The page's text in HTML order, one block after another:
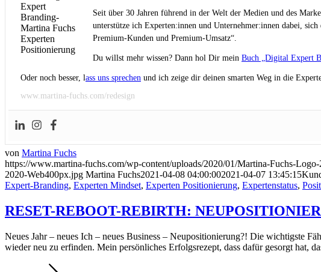
Seit über 30 Jahren führend in der Welt der Medien und des
unterstütze ich Experten:innen und Unternehmer:innen dabei,
Premium-Kunden und Premium-Umsatz“.
Du willst mehr wissen? Dann hol Dir mein Buch „Digital Expert
Oder noch besser, lass uns sprechen und ich zeige dir deinen smarten Weg in die
www.martina-fuchs.com/redesign
von Martina Fuchs
https://www.martina-fuchs.com/wp-content/uploads/2020/01/Martina-Fuchs-
2020-Web400px.jpg Martina Fuchs2021-04-08 04:00:002021-04-07 13:45:15
Expert-Branding, Experten Mindset, Experten Positionierung, Expertenstatus,
RESET-REBOOT-REBIRTH:
Neues Jahr – neues Ich – neues Business – Neupositionierung?! Die wichtigste
wieder neu zu erfinden. Mein persönliches Erfolgsrezept, dass dafür gesorgt hat,